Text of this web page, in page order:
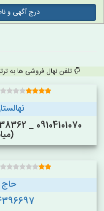
درج آگهی و
تلفن نهال فروشی ها به